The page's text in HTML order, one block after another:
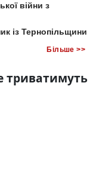
війни з
із Тернопільщини
Більше >>
триватимуть